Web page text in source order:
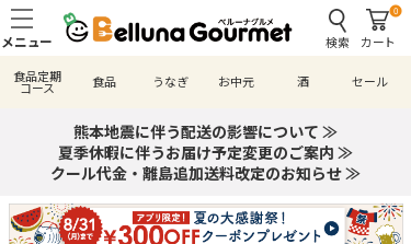
検索
0
カート
食品定期
コース 食品 うなぎ お中元 酒 セール
熊本地震に伴う配送の影響について ≫
夏季休暇に伴うお届け予定変更のご案内 ≫
クール代金・離島追加送料改定のお知らせ ≫